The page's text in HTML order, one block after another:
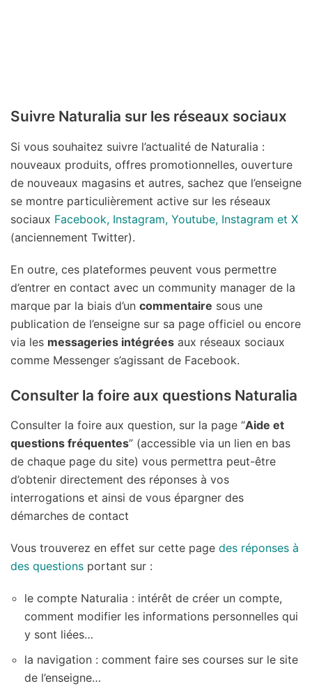
Suivre Naturalia sur les réseaux sociaux
Si vous souhaitez suivre l’actualité de Naturalia :
nouveaux produits, offres promotionnelles, ouverture
de nouveaux magasins et autres, sachez que l’enseigne
se montre particulièrement active sur les réseaux
sociaux Facebook, Instagram, Youtube, Instagram et X
(anciennement Twitter).
En outre, ces plateformes peuvent vous permettre
d’entrer en contact avec un community manager de la
marque par la biais d’un commentaire sous une
publication de l’enseigne sur sa page officiel ou encore
via les messageries intégrées aux réseaux sociaux
comme Messenger s’agissant de Facebook.
Consulter la foire aux questions Naturalia
Consulter la foire aux question, sur la page “Aide et
questions fréquentes” (accessible via un lien en bas
de chaque page du site) vous permettra peut-être
d’obtenir directement des réponses à vos
interrogations et ainsi de vous épargner des
démarches de contact
Vous trouverez en effet sur cette page des réponses à
des questions portant sur :
le compte Naturalia : intérêt de créer un compte,
comment modifier les informations personnelles qui
y sont liées…
la navigation : comment faire ses courses sur le site
de l’enseigne…